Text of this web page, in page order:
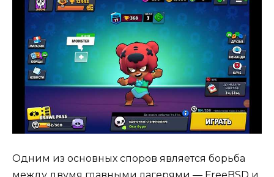
Одним из основных споров является борьба